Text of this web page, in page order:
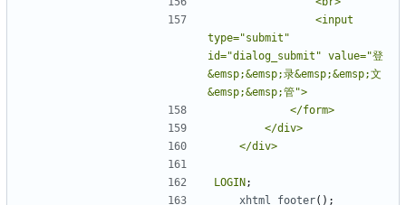
type="submit"
id="dialog_submit" value="登
&emsp;&emsp;录&emsp;&emsp;文
LOGIN;
xhtml_footer();